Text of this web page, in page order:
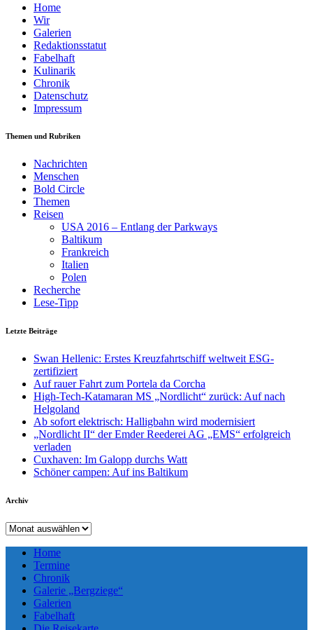
Home
Wir
Galerien
Redaktionsstatut
Fabelhaft
Kulinarik
Chronik
Datenschutz
Impressum
Themen und Rubriken
Nachrichten
Menschen
Bold Circle
Themen
Reisen
USA 2016 – Entlang der Parkways
Baltikum
Frankreich
Italien
Polen
Recherche
Lese-Tipp
Letzte Beiträge
Swan Hellenic: Erstes Kreuzfahrtschiff weltweit ESG-
zertifiziert
Auf rauer Fahrt zum Portela da Corcha
High-Tech-Katamaran MS „Nordlicht“ zurück: Auf nach
Helgoland
Ab sofort elektrisch: Halligbahn wird modernisiert
„Nordlicht II“ der Emder Reederei AG „EMS“ erfolgreich
verladen
Cuxhaven: Im Galopp durchs Watt
Schöner campen: Auf ins Baltikum
Archiv
Archiv
Home
Termine
Chronik
Galerie „Bergziege“
Galerien
Fabelhaft